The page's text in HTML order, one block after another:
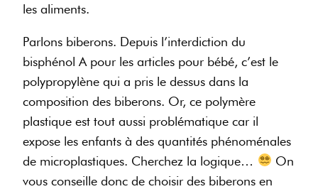
les aliments.
Parlons biberons. Depuis l’interdiction du
bisphénol A pour les articles pour bébé, c’est le
polypropylène qui a pris le dessus dans la
composition des biberons. Or, ce polymère
plastique est tout aussi problématique car il
expose les enfants à des quantités phénoménales
de microplastiques. Cherchez la logique…
On
vous conseille donc de choisir des biberons en